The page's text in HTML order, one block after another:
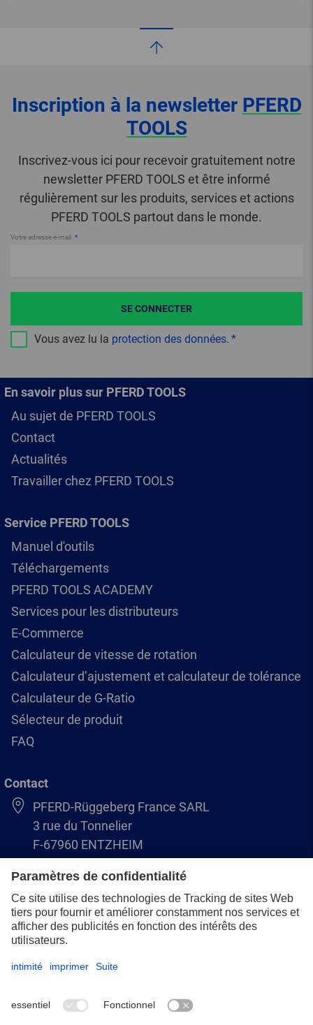
Inscription à la newsletter PFERD
TOOLS
Inscrivez-vous ici pour recevoir gratuitement notre
newsletter PFERD TOOLS et être informé
régulièrement sur les produits, services et actions
PFERD TOOLS partout dans le monde.
Votre adresse e-mail
Vous avez lu la protection des données.
SE CONNECTER
En savoir plus sur PFERD TOOLS
Au sujet de PFERD TOOLS
Contact
Actualités
Travailler chez PFERD TOOLS
Service PFERD TOOLS
Manuel d'outils
Téléchargements
PFERD TOOLS ACADEMY
Services pour les distributeurs
E-Commerce
Calculateur de vitesse de rotation
Calculateur d’ajustement et calculateur de tolérance
Calculateur de G-Ratio
Sélecteur de produit
FAQ
Contact
PFERD-Rüggeberg France SARL
3 rue du Tonnelier
F-67960 ENTZHEIM
+33 3 88 49 72 50
info@pferd.fr
+33 03 88 38 70 17
Protection des données